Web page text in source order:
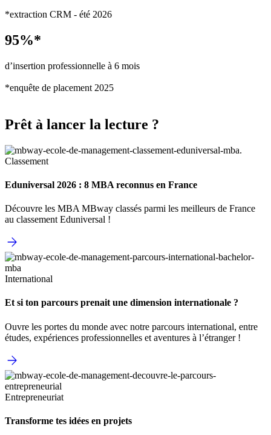
*extraction CRM - été 2026
95%*
d’insertion professionnelle à 6 mois
*enquête de placement 2025
Prêt à lancer la lecture ?
Classement
Eduniversal 2026 : 8 MBA reconnus en France
Découvre les MBA MBway classés parmi les meilleurs de France
au classement Eduniversal !
International
Et si ton parcours prenait une dimension internationale ?
Ouvre les portes du monde avec notre parcours international, entre
études, expériences professionnelles et aventures à l’étranger !
Entrepreneuriat
Transforme tes idées en projets